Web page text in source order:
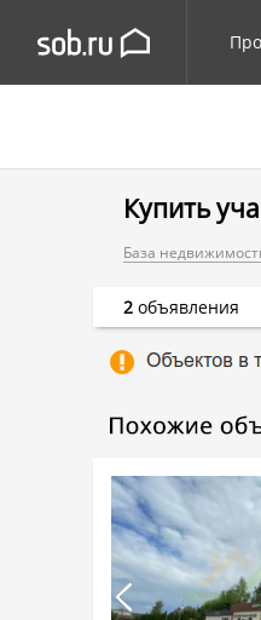
Купить
База
2 объявления